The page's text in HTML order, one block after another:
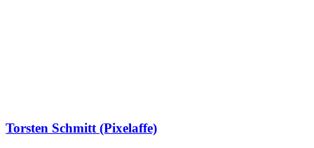
Torsten Schmitt (Pixelaffe)